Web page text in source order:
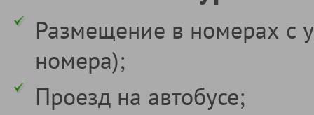
Размещение в номерах с
номера);
Проезд на автобусе;